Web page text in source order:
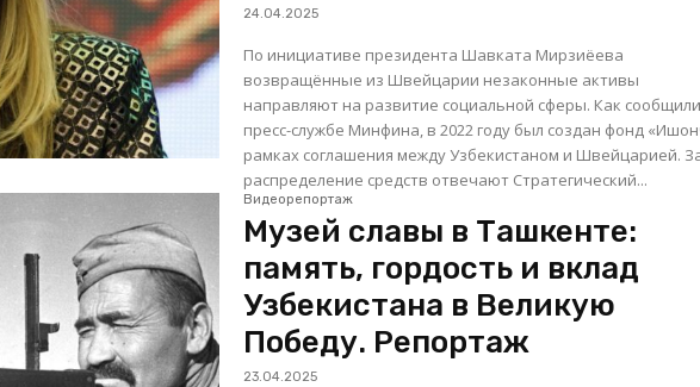
24.04.2025
По инициативе президента Шавката Мирзиёева
возвращённые из Швейцарии незаконные активы
направляют на развитие социальной сферы. Как
пресс-службе Минфина, в 2022 году был создан фонд
рамках соглашения между Узбекистаном и Швейцарией.
распределение средств отвечают Стратегический...
Видеорепортаж
Музей славы в Ташкенте:
память, гордость и вклад
Узбекистана в Великую
Победу. Репортаж
23.04.2025